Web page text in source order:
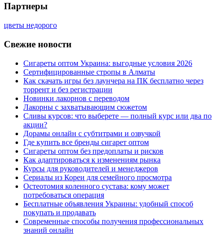
Партнеры
цветы недорого
Свежие новости
Сигареты оптом Украина: выгодные условия 2026
Сертифицированные стропы в Алматы
Как скачать игры без лаунчера на ПК бесплатно через
торрент и без регистрации
Новинки лакорнов с переводом
Лакорны с захватывающим сюжетом
Сливы курсов: что выберете — полный курс или два по
акции?
Дорамы онлайн с субтитрами и озвучкой
Где купить все бренды сигарет оптом
Сигареты оптом без предоплаты и рисков
Как адаптироваться к изменениям рынка
Курсы для руководителей и менеджеров
Сериалы из Кореи для семейного просмотра
Остеотомия коленного сустава: кому может
потребоваться операция
Бесплатные объявления Украины: удобный способ
покупать и продавать
Современные способы получения профессиональных
знаний онлайн